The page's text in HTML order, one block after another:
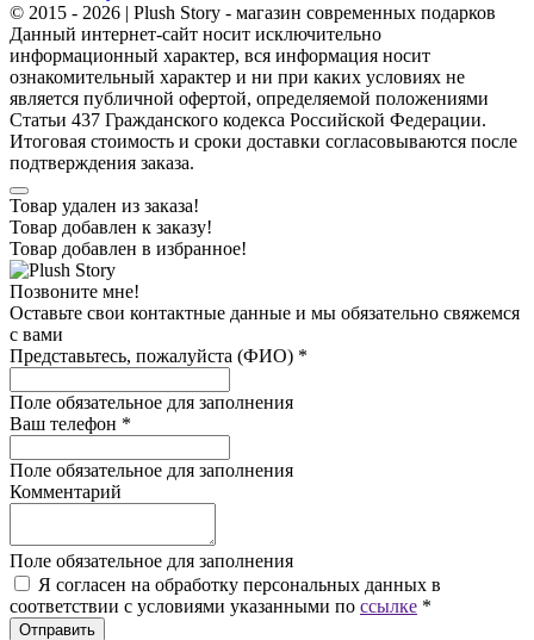
© 2015 - 2026 | Plush Story - магазин современных подарков
Данный интернет-сайт носит исключительно
информационный характер, вся информация носит
ознакомительный характер и ни при каких условиях не
является публичной офертой, определяемой положениями
Статьи 437 Гражданского кодекса Российской Федерации.
Итоговая стоимость и сроки доставки согласовываются после
подтверждения заказа.
Товар удален из заказа!
Товар добавлен к заказу!
Товар добавлен в избранное!
Позвоните мне!
Оставьте свои контактные данные и мы обязательно свяжемся
с вами
Представьтесь, пожалуйста (ФИО) *
Поле обязательное для заполнения
Ваш телефон *
Поле обязательное для заполнения
Комментарий
Поле обязательное для заполнения
Я согласен на обработку персональных данных в
соответствии с условиями указанными по ссылке *
Отправить